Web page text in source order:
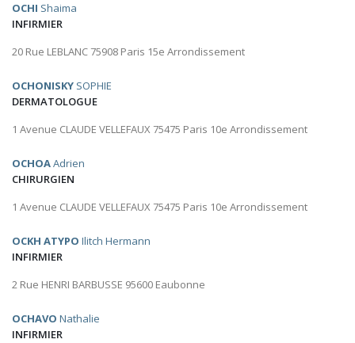
OCHI Shaima
INFIRMIER
20 Rue LEBLANC 75908 Paris 15e Arrondissement
OCHONISKY SOPHIE
DERMATOLOGUE
1 Avenue CLAUDE VELLEFAUX 75475 Paris 10e Arrondissement
OCHOAAdrien
CHIRURGIEN
1 Avenue CLAUDE VELLEFAUX 75475 Paris 10e Arrondissement
OCKH ATYPO Ilitch Hermann
INFIRMIER
2 Rue HENRI BARBUSSE 95600 Eaubonne
OCHAVO Nathalie
INFIRMIER